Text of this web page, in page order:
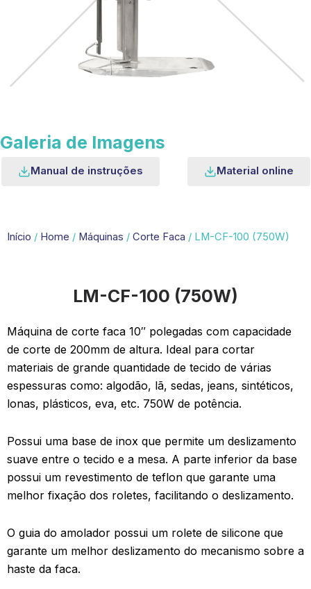
Galeria de Imagens
Manual de instruções Material online
Início / Home / Máquinas / Corte Faca / LM-CF-100 (750W)
LM-CF-100 (750W)
Máquina de corte faca 10″ polegadas com capacidade
de corte de 200mm de altura. Ideal para cortar
materiais de grande quantidade de tecido de várias
espessuras como: algodão, lã, sedas, jeans, sintéticos,
lonas, plásticos, eva, etc. 750W de potência.
Possui uma base de inox que permite um deslizamento
suave entre o tecido e a mesa. A parte inferior da base
possui um revestimento de teflon que garante uma
melhor fixação dos roletes, facilitando o deslizamento.
O guia do amolador possui um rolete de silicone que
garante um melhor deslizamento do mecanismo sobre a
haste da faca.